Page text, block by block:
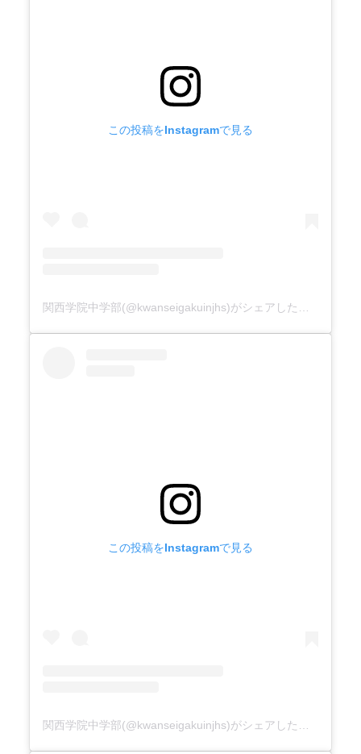
この投稿をInstagramで見る
関西学院中学部(@kwanseigakuinjhs)がシェアした投稿
この投稿をInstagramで見る
関西学院中学部(@kwanseigakuinjhs)がシェアした投稿